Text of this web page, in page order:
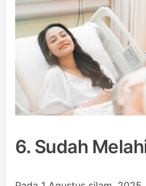
6. Sudah